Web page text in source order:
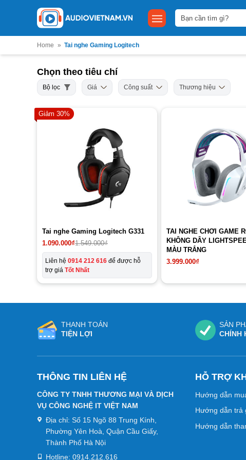
Tìm
kiếm:
Home » Tai nghe Gaming Logitech
Chọn theo tiêu chí
Bộ lọc Giá Công suất Thương hiệu
Giảm 30%
Tai nghe Gaming Logitech G331
1.549.000₫
Giá
gốc
là:
1.549.000₫.
1.090.000₫
Giá
hiện
tại
là:
1.090.000₫.
Liên hệ 0914 212 616 để được hỗ
trợ giá Tốt Nhất
TAI NGHE CHƠI GAME
KHÔNG DÂY
MÀU TRẮNG
3.999.000₫
THANH TOÁN
TIỆN LỢI
SẢN
CHÍNH
THÔNG TIN LIÊN HỆ
CÔNG TY TNHH THƯƠNG MẠI VÀ DỊCH
VỤ CÔNG NGHỆ IT VIỆT NAM
Địa chỉ: Số 15 Ngõ 88 Trung Kính,
Phường Yên Hoà, Quận Cầu Giấy,
Thành Phố Hà Nội
Hotline: 0914.212.616
HỖ TRỢ
Hướng dẫn
Hướng dẫn trả
Hướng dẫn